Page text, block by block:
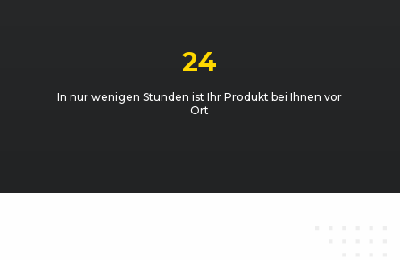
24
In nur wenigen Stunden ist Ihr Produkt bei Ihnen vor
Ort